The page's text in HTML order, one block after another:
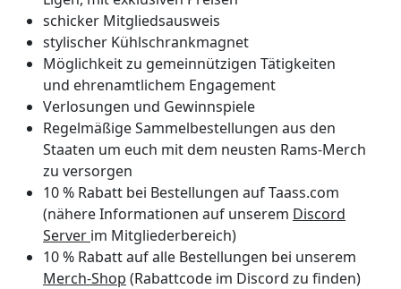
schicker Mitgliedsausweis
stylischer Kühlschrankmagnet
Möglichkeit zu gemeinnützigen Tätigkeiten
und ehrenamtlichem Engagement
Verlosungen und Gewinnspiele
Regelmäßige Sammelbestellungen aus den
Staaten um euch mit dem neusten Rams-Merch
zu versorgen
10 % Rabatt bei Bestellungen auf Taass.com
(nähere Informationen auf unserem Discord
Server im Mitgliederbereich)
10 % Rabatt auf alle Bestellungen bei unserem
Merch-Shop (Rabattcode im Discord zu finden)